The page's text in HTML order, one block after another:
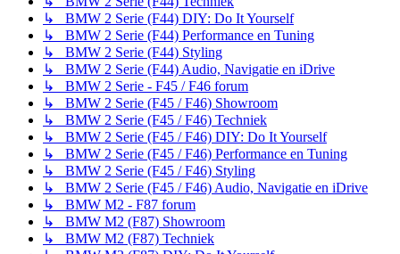
↳ BMW 2 Serie (F44) DIY: Do It Yourself
↳ BMW 2 Serie (F44) Performance en Tuning
↳ BMW 2 Serie (F44) Styling
↳ BMW 2 Serie (F44) Audio, Navigatie en iDrive
↳ BMW 2 Serie - F45 / F46 forum
↳ BMW 2 Serie (F45 / F46) Showroom
↳ BMW 2 Serie (F45 / F46) Techniek
↳ BMW 2 Serie (F45 / F46) DIY: Do It Yourself
↳ BMW 2 Serie (F45 / F46) Performance en Tuning
↳ BMW 2 Serie (F45 / F46) Styling
↳ BMW 2 Serie (F45 / F46) Audio, Navigatie en iDrive
↳ BMW M2 - F87 forum
↳ BMW M2 (F87) Showroom
↳ BMW M2 (F87) Techniek